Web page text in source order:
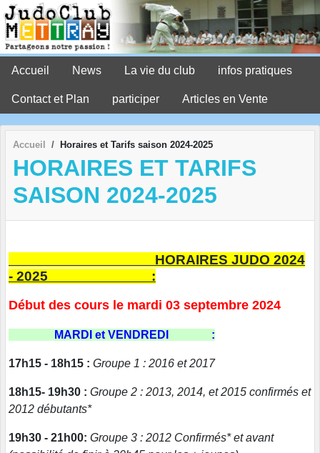
Accueil News La vie du club infos pratiques
Contact et Plan participer Articles en Vente
Accueil Horaires et Tarifs saison 2024-2025
HORAIRES ET TARIFS
SAISON 2024-2025
HORAIRES JUDO 2024
- 2025 :
Début des cours le mardi 03 septembre 2024
MARDI et VENDREDI :
17h15 - 18h15 : Groupe 1 : 2016 et 2017
18h15- 19h30 : Groupe 2 : 2013, 2014, et 2015 confirmés et
2012 débutants*
19h30 - 21h00: Groupe 3 : 2012 Confirmés* et avant
Panneau de gestion des cookies